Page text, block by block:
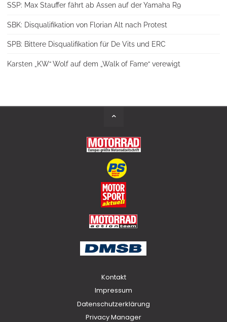
SSP: Max Stauffer fährt ab Assen auf der Yamaha R9
SBK: Disqualifikation von Florian Alt nach Protest
SPB: Bittere Disqualifikation für De Vits und ERC
Karsten „KW“ Wolf auf dem „Walk of Fame“ verewigt
Kontakt
Impressum
Datenschutzerklärung
Privacy Manager
Back